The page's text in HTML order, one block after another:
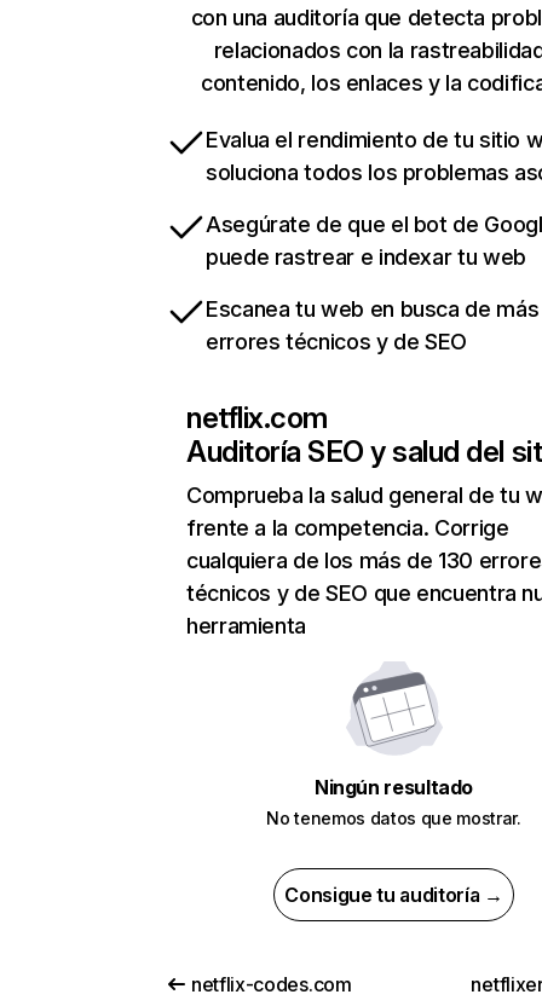
con una auditoría que detecta
relacionados con la
contenido, los enlaces y la
Evalua el rendimiento de tu sitio
soluciona todos los problemas
Asegúrate de que el bot de
puede rastrear e indexar tu web
Escanea tu web en busca de
errores técnicos y de SEO
netflix.com
Auditoría SEO y salud del
Comprueba la salud general de tu
frente a la competencia. Corrige
cualquiera de los más de 130
técnicos y de SEO que encuentra
herramienta
Ningún resultado
No tenemos datos que mostrar.
Consigue tu auditoría →
netflix-codes.com